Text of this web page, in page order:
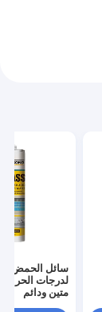
سائل الحمض
لدرجات الحرارة
متين ودائم